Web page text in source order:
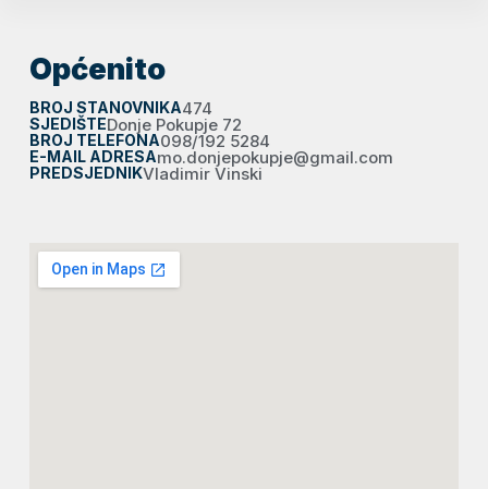
Općenito
BROJ STANOVNIKA474
SJEDIŠTEDonje Pokupje 72
BROJ TELEFONA098/192 5284
E-MAIL ADRESAmo.donjepokupje@gmail.com
PREDSJEDNIKVladimir Vinski